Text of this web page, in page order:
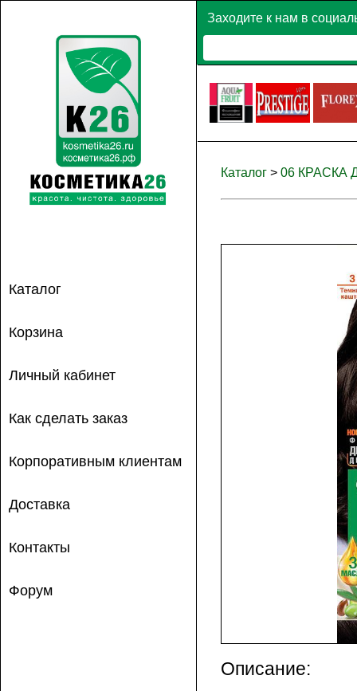
Заходите к нам в
Каталог
Корзина
Личный кабинет
Как сделать заказ
Корпоративным клиентам
Доставка
Контакты
Форум
Каталог > 06 КРАСКА
Описание: